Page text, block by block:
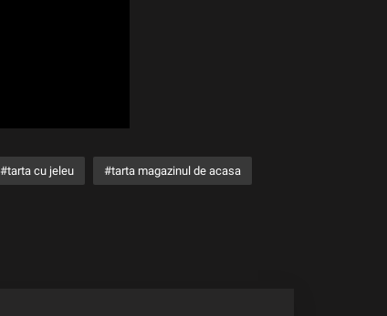
tarta cu jeleu tarta magazinul de acasa